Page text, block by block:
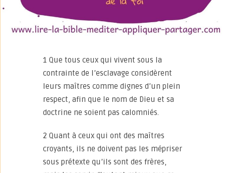
1 Que tous ceux qui vivent sous la
contrainte de l’esclavage considèrent
leurs maîtres comme dignes d’un plein
respect, afin que le nom de Dieu et sa
doctrine ne soient pas calomniés.
2 Quant à ceux qui ont des maîtres
croyants, ils ne doivent pas les mépriser
sous prétexte qu’ils sont des frères,